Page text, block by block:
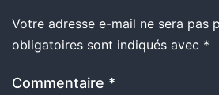
Votre adresse e-mail ne sera pas
obligatoires sont indiqués avec *
Commentaire *